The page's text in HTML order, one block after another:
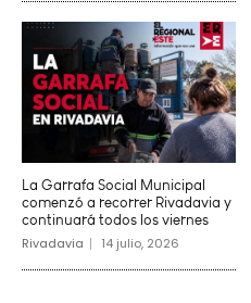
La Garrafa Social Municipal
comenzó a recorrer Rivadavia y
continuará todos los viernes
Rivadavia 14 julio, 2026